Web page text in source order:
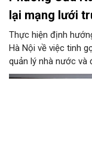
lại mạng lưới
Thực hiện định
Hà Nội về việc tinh
quản lý nhà nước và
4/8, Đảng ủy -